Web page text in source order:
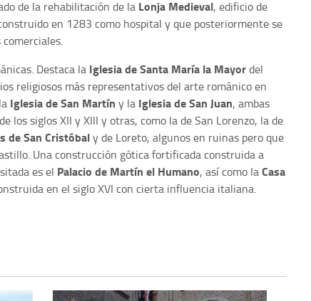
de la rehabilitación de la Lonja Medieval, edificio de
en 1283 como hospital y que posteriormente se
Destaca la Iglesia de Santa María la Mayordel
religiosos más representativos del arte románico en
Iglesia de San Martín y la Iglesia de San Juan, ambas
de los siglos XII y XIII y otras, como la de San Lorenzo, la de
de San Cristóbaly de Loreto, algunos en ruinas pero que
Una construcción gótica fortificada construida a
es el Palacio de Martín el Humano, así como laCasa
en el siglo XVI con cierta influencia italiana.